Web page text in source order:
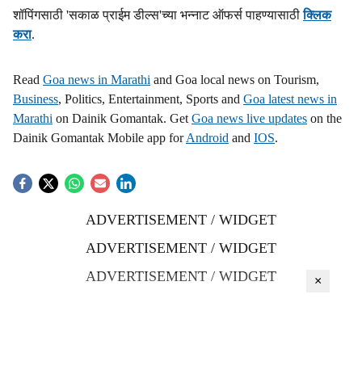
शॉपिंगसाठी 'सकाळ प्राईम डील्स'च्या भन्नाट ऑफर्स पाहण्यासाठीक्लिक
करा.
Read Goa news in Marathi and Goa local news on Tourism,
Business, Politics, Entertainment, Sports and Goa latest news in
Marathi on Dainik Gomantak. Get Goa news live updates on the
Dainik Gomantak Mobile app forAndroid and IOS.
ADVERTISEMENT / WIDGET
ADVERTISEMENT / WIDGET
ADVERTISEMENT / WIDGET
×